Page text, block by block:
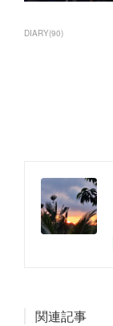
DIARY(90)
関連記事